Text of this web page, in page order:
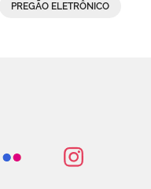
PREGÃO ELETRÔNICO